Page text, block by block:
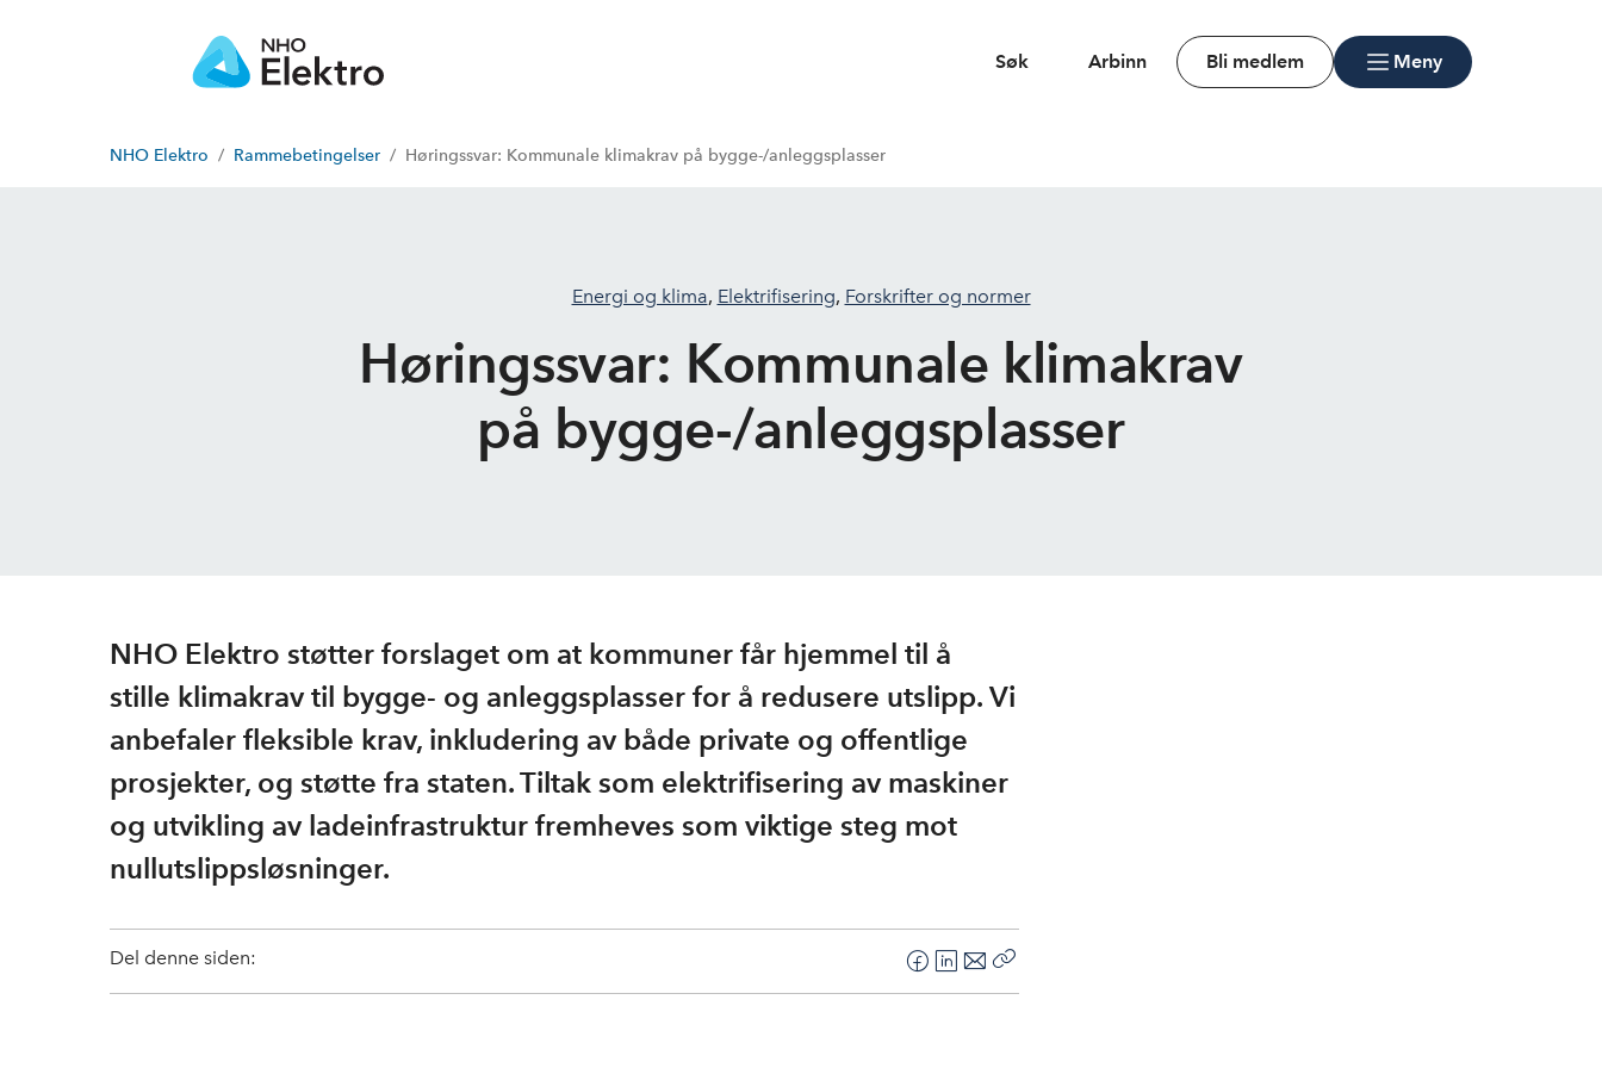
Søk Arbinn Bli medlem Meny
NHO Elektro Rammebetingelser Høringssvar: Kommunale klimakrav på bygge-/anleggsplasser
Energi og klima, Elektrifisering, Forskrifter og normer
Høringssvar: Kommunale klimakrav
på bygge-/anleggsplasser
NHO Elektro støtter forslaget om at kommuner får hjemmel til å
stille klimakrav til bygge- og anleggsplasser for å redusere utslipp. Vi
anbefaler fleksible krav, inkludering av både private og offentlige
prosjekter, og støtte fra staten. Tiltak som elektrifisering av maskiner
og utvikling av ladeinfrastruktur fremheves som viktige steg mot
nullutslippsløsninger.
Del denne siden:
F
a
L
i
E
-